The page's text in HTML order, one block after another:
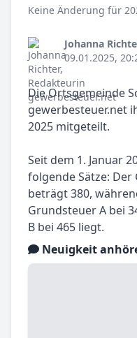
Keine Änderung für
Johanna
09.01.2025,
Die Ortsgemeinde
gewerbesteuer.net
2025 mitgeteilt.
Seit dem 1. Januar
folgende Sätze:
beträgt 380,
Grundsteuer A bei
B bei 465 liegt.
Neuigkeit